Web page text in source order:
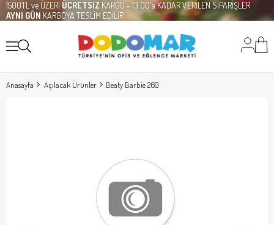
1500TL ve ÜZERİ ÜCRETSİZ KARGO - 13:00'a KADAR VERİLEN SİPARİŞLER
AYNI GÜN KARGOYA TESLİM EDİLİR
Anasayfa Açılacak Ürünler Beaty Barbie 269